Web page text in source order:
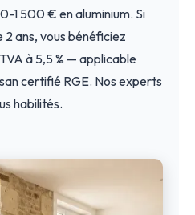
500 € en aluminium. Si
ans, vous bénéficiez
à 5,5 % — applicable
certifié RGE. Nos experts
habilités.